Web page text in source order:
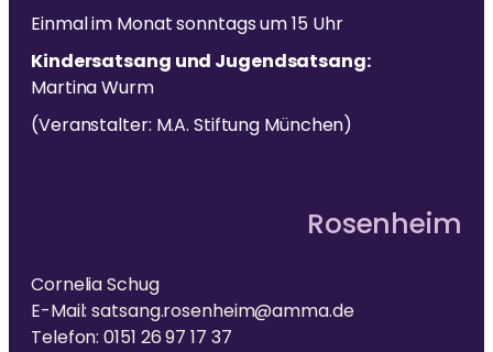
Einmal im Monat sonntags um 15 Uhr
Kindersatsang und Jugendsatsang:
Martina Wurm
(Veranstalter: M.A. Stiftung München)
Rosenheim
Cornelia Schug
E-Mail: satsang.rosenheim@amma.de
Telefon: 0151 26 97 17 37